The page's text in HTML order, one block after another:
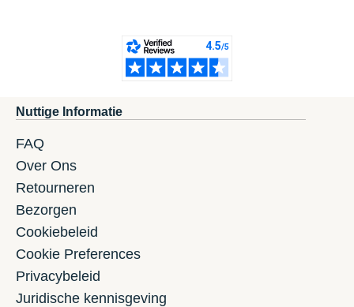
Nuttige Informatie
FAQ
Over Ons
Retourneren
Bezorgen
Cookiebeleid
Cookie Preferences
Privacybeleid
Juridische kennisgeving